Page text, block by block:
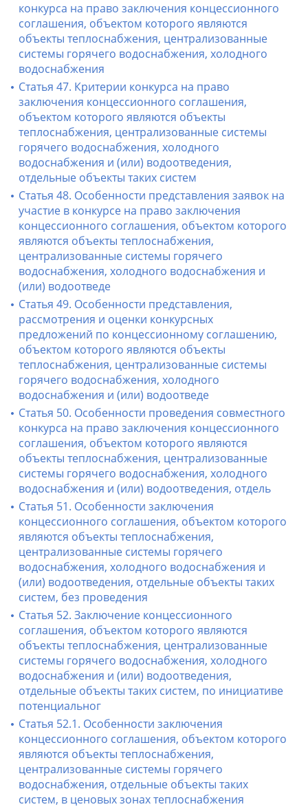
конкурса на право заключения концессионного
соглашения, объектом которого являются
объекты теплоснабжения, централизованные
системы горячего водоснабжения, холодного
водоснабжения
Статья 47. Критерии конкурса на право
заключения концессионного соглашения,
объектом которого являются объекты
теплоснабжения, централизованные системы
горячего водоснабжения, холодного
водоснабжения и (или) водоотведения,
отдельные объекты таких систем
Статья 48. Особенности представления заявок на
участие в конкурсе на право заключения
концессионного соглашения, объектом которого
являются объекты теплоснабжения,
централизованные системы горячего
водоснабжения, холодного водоснабжения и
(или) водоотведе
Статья 49. Особенности представления,
рассмотрения и оценки конкурсных
предложений по концессионному соглашению,
объектом которого являются объекты
теплоснабжения, централизованные системы
горячего водоснабжения, холодного
водоснабжения и (или) водоотведе
Статья 50. Особенности проведения совместного
конкурса на право заключения концессионного
соглашения, объектом которого являются
объекты теплоснабжения, централизованные
системы горячего водоснабжения, холодного
водоснабжения и (или) водоотведения, отдель
Статья 51. Особенности заключения
концессионного соглашения, объектом которого
являются объекты теплоснабжения,
централизованные системы горячего
водоснабжения, холодного водоснабжения и
(или) водоотведения, отдельные объекты таких
систем, без проведения
Статья 52. Заключение концессионного
соглашения, объектом которого являются
объекты теплоснабжения, централизованные
системы горячего водоснабжения, холодного
водоснабжения и (или) водоотведения,
отдельные объекты таких систем, по инициативе
потенциальног
Статья 52.1. Особенности заключения
концессионного соглашения, объектом которого
являются объекты теплоснабжения,
централизованные системы горячего
водоснабжения, отдельные объекты таких
систем, в ценовых зонах теплоснабжения